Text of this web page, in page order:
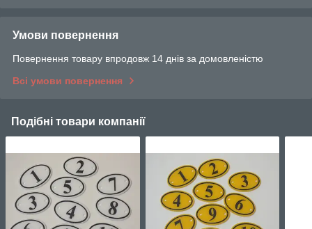
Умови повернення
Повернення товару впродовж 14 днів за домовленістю
Всі умови повернення
Подібні товари компанії